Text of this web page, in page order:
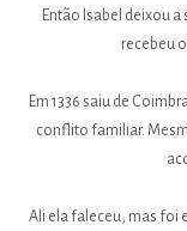
Então Isabel deixou
recebeu
Em 1336 saiu de
conflito familiar.
Ali ela faleceu, mas foi